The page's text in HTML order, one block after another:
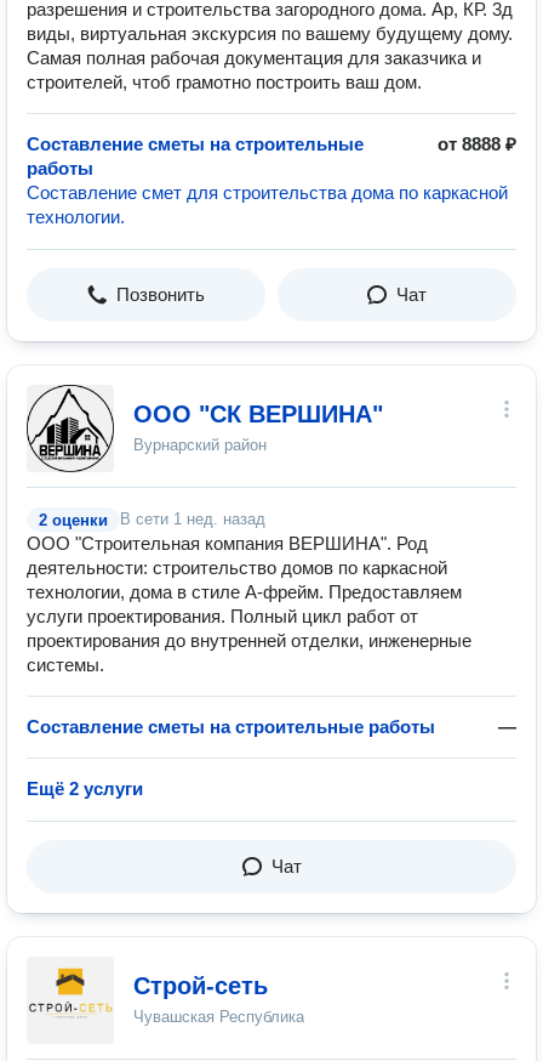
разрешения и строительства загородного дома. Ар, КР. 3д
виды, виртуальная экскурсия по вашему будущему дому.
Самая полная рабочая документация для заказчика и
строителей, чтоб грамотно построить ваш дом.
Составление сметы на строительные
работы
от 8888 ₽
Составление смет для строительства дома по каркасной
технологии.
Позвонить Чат
ООО "СК ВЕРШИНА"
Вурнарский район
2 оценки В сети 1 нед. назад
ООО "Строительная компания ВЕРШИНА". Род
деятельности: строительство домов по каркасной
технологии, дома в стиле А-фрейм. Предоставляем
услуги проектирования. Полный цикл работ от
проектирования до внутренней отделки, инженерные
системы.
Составление сметы на строительные работы —
Ещё 2 услуги
Чат
Строй-сеть
Чувашская Республика